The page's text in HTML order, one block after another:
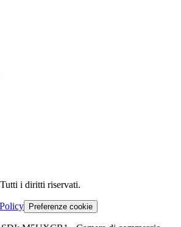
Tutti i diritti riservati.
Preferenze cookie